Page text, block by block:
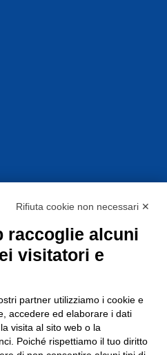
Rifiuta cookie non necessari ✕
raccoglie alcuni
visitatori e
partner utilizziamo i cookie e
accedere ed elaborare i dati
visita al sito web o la
Poiché rispettiamo il tuo diritto